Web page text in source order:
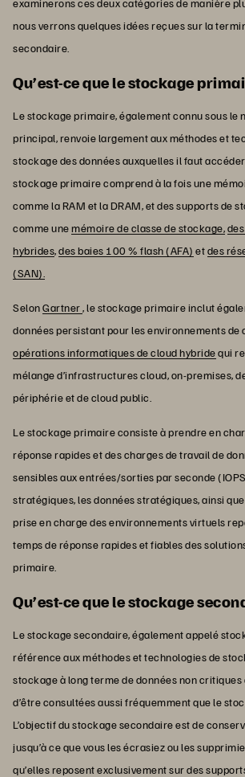
nous verrons quelques idées reçues sur la
secondaire.
Qu’est-ce que le stockage
Le stockage primaire, également connu sous le
principal, renvoie largement aux méthodes et
stockage des données auxquelles il faut
stockage primaire comprend à la fois une
comme la RAM et la DRAM, et des supports de
comme unemémoire de classe de stockage,
hybrides,des baies 100 % flash (AFA) etdes
(SAN).
SelonGartner, le stockage primaire inclut
données persistant pour les environnements de
opérations informatiques de cloud hybridequi
mélange d’infrastructures cloud, on-premises,
périphérie et de cloud public.
Le stockage primaire consiste à prendre en
réponse rapides et des charges de travail de
sensibles aux entrées/sorties par seconde
stratégiques, les données stratégiques, ainsi
prise en charge des environnements virtuels
temps de réponse rapides et fiables des
primaire.
Qu’est-ce que le stockage
Le stockage secondaire, également appelé
référence aux méthodes et technologies de
stockage à long terme de données non critiques
d’être consultées aussi fréquemment que le
L’objectif du stockage secondaire est de
jusqu’à ce que vous les écrasiez ou les
qu’elles reposent exclusivement sur des